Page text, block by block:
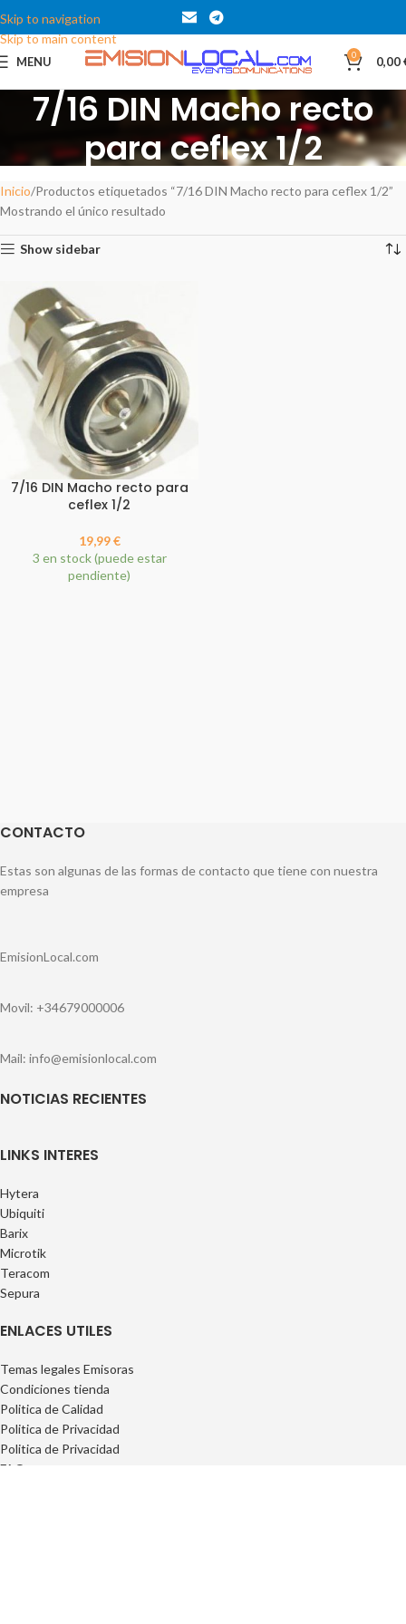
Skip to navigation
Skip to main content
MENU 0 0,00
7/16 DIN Macho recto
para ceflex 1/2
Inicio Productos etiquetados “7/16 DIN Macho recto para ceflex 1/2”
Mostrando el único resultado
Show sidebar
7/16 DIN Macho recto para
ceflex 1/2
19,99€
3 en stock (puede estar
pendiente)
CONTACTO
Estas son algunas de las formas de contacto que tiene con nuestra
empresa
EmisionLocal.com
Movil: +34679000006
Mail: info@emisionlocal.com
NOTICIAS RECIENTES
LINKS INTERES
Hytera
Ubiquiti
Barix
Microtik
Teracom
Sepura
ENLACES UTILES
Temas legales Emisoras
Condiciones tienda
Politica de Calidad
Politica de Privacidad
Politica de Privacidad
FAQs